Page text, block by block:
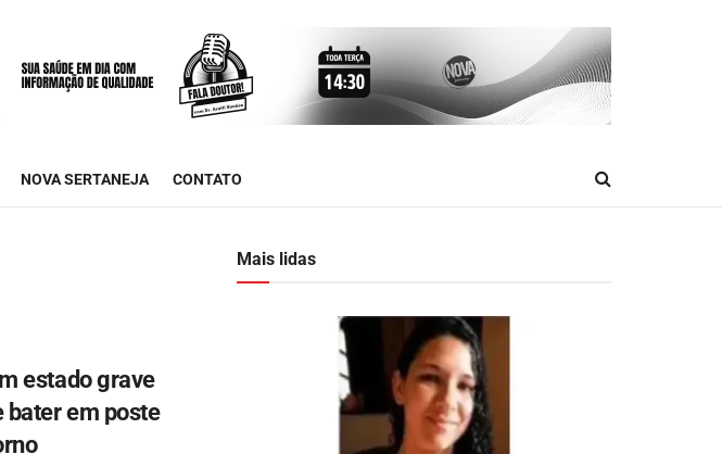
NOVA SERTANEJA CONTATO
estado grave
bater em poste
Mais lidas